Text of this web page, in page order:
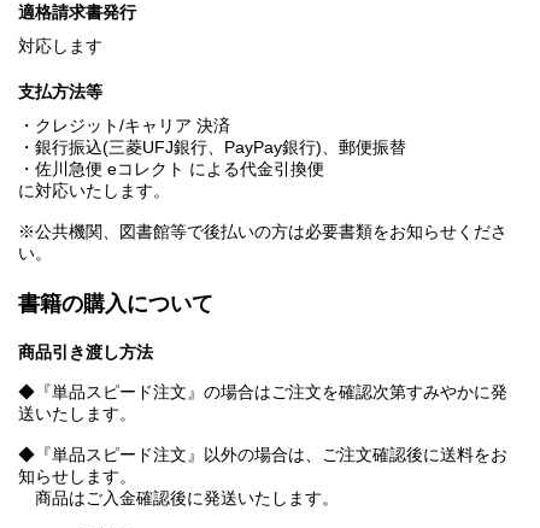
適格請求書発行
対応します
支払方法等
・クレジット/キャリア 決済
・銀行振込(三菱UFJ銀行、PayPay銀行)、郵便振替
・佐川急便 eコレクト による代金引換便
に対応いたします。
※公共機関、図書館等で後払いの方は必要書類をお知らせくださ
い。
書籍の購入について
商品引き渡し方法
◆『単品スピード注文』の場合はご注文を確認次第すみやかに発
送いたします。
◆『単品スピード注文』以外の場合は、ご注文確認後に送料をお
知らせします。
商品はご入金確認後に発送いたします。